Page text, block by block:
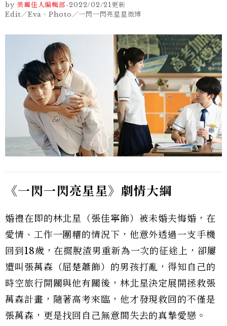
by 美麗佳人編輯部-2022/02/21更新
Edit／Eva、Photo／一閃一閃亮星星微博
《一閃一閃亮星星》劇情大綱
婚禮在即的林北星（張佳寧飾）被未婚夫悔婚，在
愛情、工作一團糟的情況下，他意外透過一支手機
回到18歲，在擺脫渣男重新為一次的征途上，卻屢
遭叫張萬森（屈楚蕭飾）的男孩打亂，得知自己的
時空旅行開關與他有關後，林北星決定展開拯救張
萬森計畫，隨著高考來臨，他才發現救回的不僅是
張萬森，更是找回自己無意間失去的真摯愛戀。